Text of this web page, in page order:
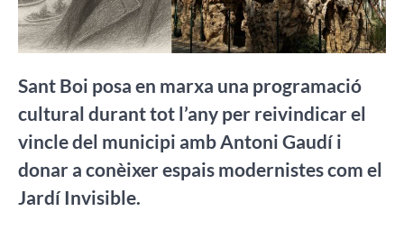
Sant Boi posa en marxa una programació
cultural durant tot l’any per reivindicar el
vincle del municipi amb Antoni Gaudí i
donar a conèixer espais modernistes com el
Jardí Invisible.